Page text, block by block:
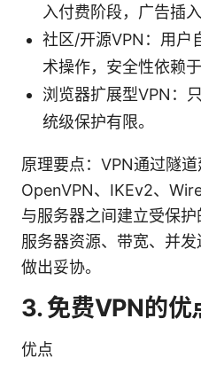
入付费阶段，广告插入
社区/开源VPN：用户
术操作，安全性依赖于
浏览器扩展型VPN：
统级保护有限。
原理要点：VPN通过隧
OpenVPN、IKEv2、
与服务器之间建立受保
服务器资源、带宽、并
做出妥协。
3. 免费VPN的优
优点